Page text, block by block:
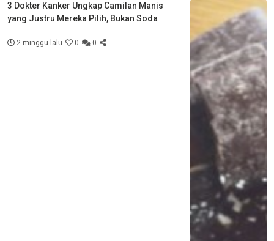
3 Dokter Kanker Ungkap Camilan Manis
yang Justru Mereka Pilih, Bukan Soda
2 minggu lalu 0 0